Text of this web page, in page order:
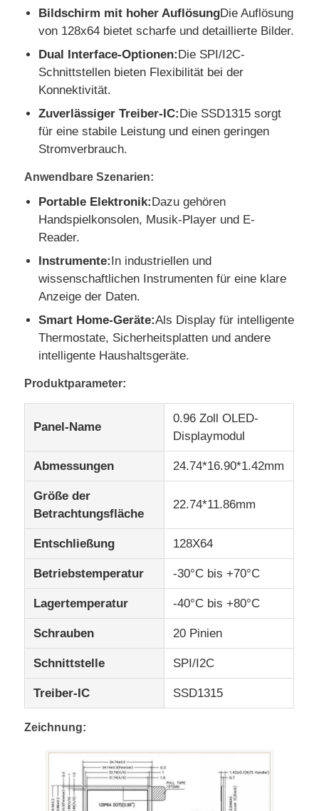
Werksbesichtigung
Qualitätskontrolle
Kontakt
Nachrichten
Fälle
IPS Lcd-Anzeige
TFT LCD -Touchscreen
OLED-Anzeigen-Modul
Auto LCD-Anzeige
Kreisförmiger LCD-Bildschirm
Lcd-Touch Screen Platte
Monochrome Bildschirm
ZAHN LCD-Modul
Bildschirm mit hoher AuflösungDie Auflösung
von 128x64 bietet scharfe und detaillierte Bilder.
Dual Interface-Optionen:Die SPI/I2C-
Schnittstellen bieten Flexibilität bei der
Konnektivität.
Zuverlässiger Treiber-IC:Die SSD1315 sorgt
für eine stabile Leistung und einen geringen
Stromverbrauch.
Anwendbare Szenarien:
Portable Elektronik:Dazu gehören
Handspielkonsolen, Musik-Player und E-
Reader.
Instrumente:In industriellen und
wissenschaftlichen Instrumenten für eine klare
Anzeige der Daten.
Smart Home-Geräte:Als Display für intelligente
Thermostate, Sicherheitsplatten und andere
intelligente Haushaltsgeräte.
Produktparameter:
Panel-Name
0.96 Zoll OLED-
Displaymodul
Abmessungen 24.74*16.90*1.42mm
Größe der
Betrachtungsfläche
22.74*11.86mm
Entschließung 128X64
Betriebstemperatur -30°C bis +70°C
Lagertemperatur -40°C bis +80°C
Schrauben 20 Pinien
Schnittstelle SPI/I2C
Treiber-IC SSD1315
Zeichnung: